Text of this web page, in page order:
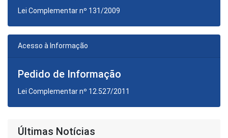
Lei Complementar nº 131/2009
Acesso à Informação
Pedido de Informação
Lei Complementar nº 12.527/2011
Últimas Notícias